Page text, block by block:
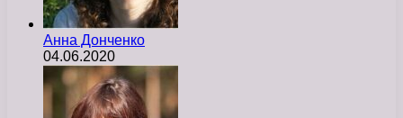
Анна Донченко
04.06.2020